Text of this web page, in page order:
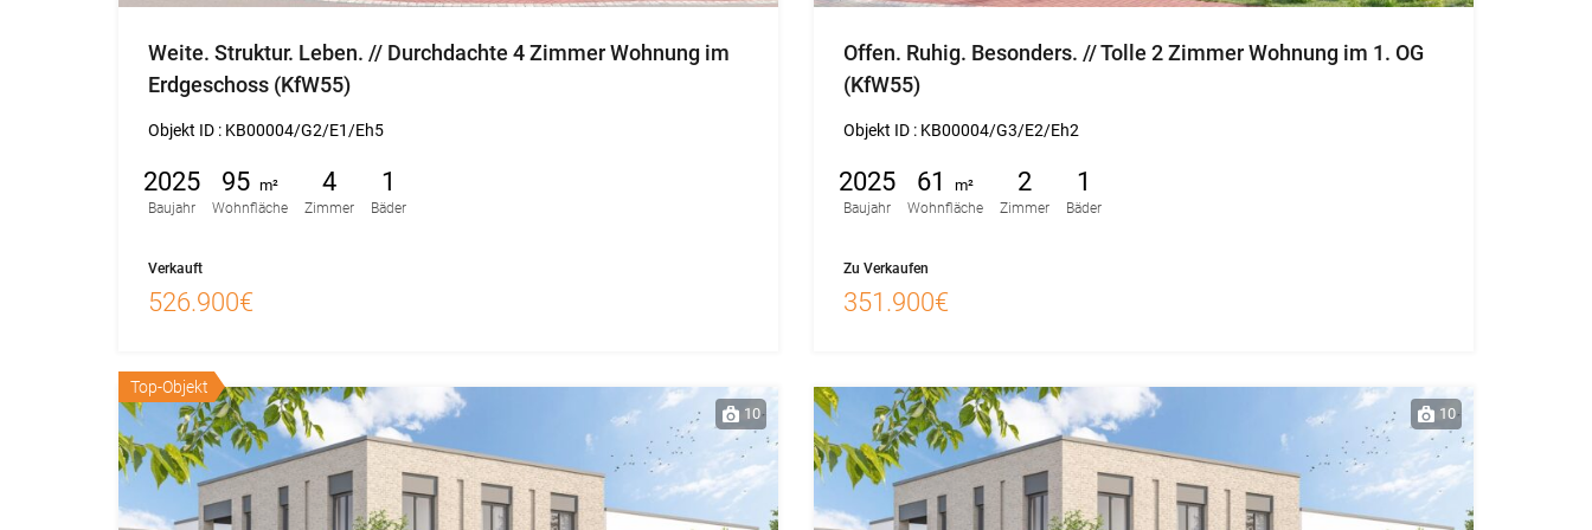
Weite. Struktur. Leben. // Durchdachte 4 Zimmer Wohnung im
Erdgeschoss (KfW55)
Objekt ID : KB00004/G2/E1/Eh5
Baujahr
2025
Wohnfläche
95 m²
Zimmer
4
Bäder
1
Verkauft
526.900€
Offen. Ruhig. Besonders. // Tolle 2 Zimmer Wohnung im 1. OG
(KfW55)
Objekt ID : KB00004/G3/E2/Eh2
Baujahr
2025
Wohnfläche
61 m²
Zimmer
2
Bäder
1
Zu Verkaufen
351.900€
Top-Objekt
10 10